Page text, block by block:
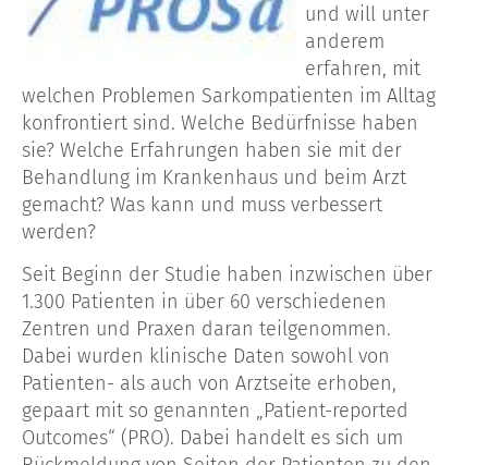
und will unter
anderem
erfahren, mit
welchen Problemen Sarkompatienten im Alltag
konfrontiert sind. Welche Bedürfnisse haben
sie? Welche Erfahrungen haben sie mit der
Behandlung im Krankenhaus und beim Arzt
gemacht? Was kann und muss verbessert
werden?
Seit Beginn der Studie haben inzwischen über
1.300 Patienten in über 60 verschiedenen
Zentren und Praxen daran teilgenommen.
Dabei wurden klinische Daten sowohl von
Patienten- als auch von Arztseite erhoben,
gepaart mit so genannten „Patient-reported
Outcomes“ (PRO). Dabei handelt es sich um